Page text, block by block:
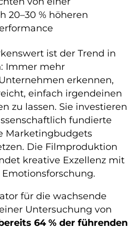
20–30 % höheren
ist der Trend in
Immer mehr
erkennen,
einfach irgendeinen
zu lassen. Sie investieren
fundierte
Marketingbudgets
Die Filmproduktion
kreative Exzellenz mit
für die wachsende
Untersuchung von
64 % der führenden